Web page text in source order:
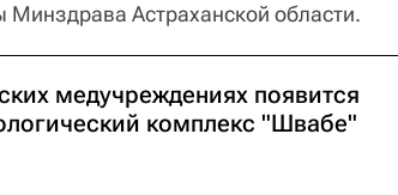
Минздрава Астраханской области.
медучреждениях появится
комплекс "Швабе"